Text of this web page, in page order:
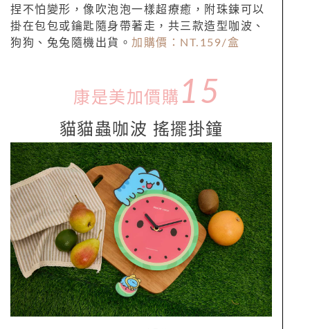
捏不怕變形，像吹泡泡一樣超療癒，附珠鍊可以
掛在包包或鑰匙隨身帶著走，共三款造型咖波、
狗狗、兔兔隨機出貨。 加購價：NT. 159/盒
康是美加價購 15
貓貓蟲咖波 搖擺掛鐘